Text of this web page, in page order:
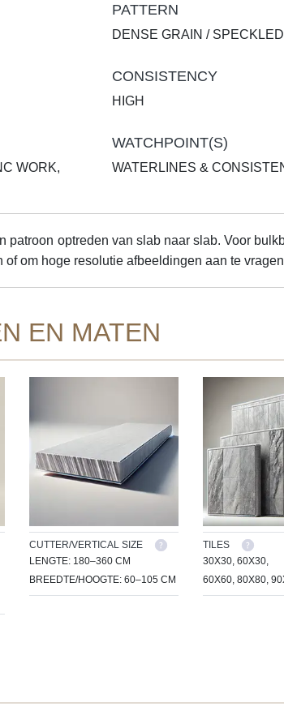
PATTERN
DENSE GRAIN /
CONSISTENCY
HIGH
WORK,
WATCHPOINT(S)
WATERLINES &
patroon optreden van slab naar slab. Voor
om hoge resolutie afbeeldingen aan te
EN MATEN
CUTTER/VERTICAL SIZE
LENGTE: 180–360 CM
BREEDTE/HOOGTE: 60–105 CM
TILES
30X30, 60X30,
60X60, 80X80,